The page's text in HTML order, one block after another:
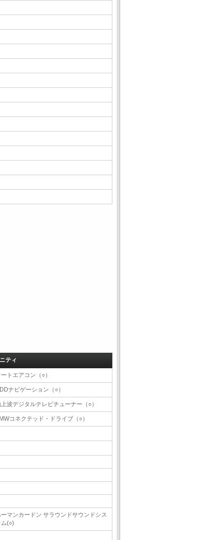
ティ
トエアコン（○）
ナビゲーション（○）
波デジタルテレビチューナー（○）
コネクテッド・ドライブ（○）
マンカードン サラウンドサウンドシス
ム(○)